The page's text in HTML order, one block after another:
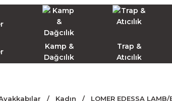
Kamp &
Dağcılık
Trap &
Atıcılık
Kadın LOMER EDESSA